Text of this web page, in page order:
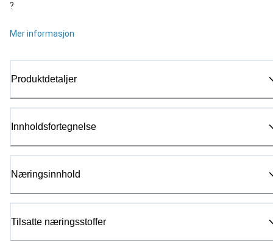
?
Mer informasjon
Produktdetaljer
Innholdsfortegnelse
Næringsinnhold
Tilsatte næringsstoffer